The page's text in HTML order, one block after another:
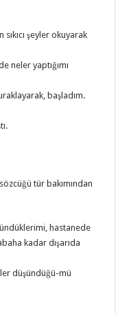
şeyler okuyarak
neler yaptığımı
başladım.
tür bakımından
hastanede
kadar dışarıda
düşündüğü-mü